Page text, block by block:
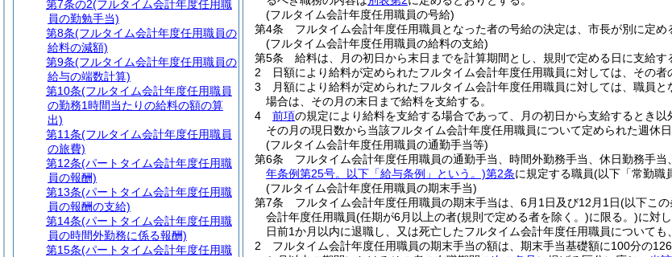
(フルタイム会計年度任用職員の号給)
第4条
フルタイム会計年度任用職員となった者の号給の決定は、市長が別に定め
(フルタイム会計年度任用職員の給料の支給)
第5条
給料は、月の初日から末日までを計算期間とし、規則で定める日に支給す
2
日額により給料が定められたフルタイム会計年度任用職員に対しては、その者
3
月額により給料が定められたフルタイム会計年度任用職員に対しては、職員と
場合は、その月の末日まで給料を支給する。
4
前項の規定により給料を支給する場合であって、月の初日から支給するとき
その月の現日数から当該フルタイム会計年度任用職員について定められた週休
(フルタイム会計年度任用職員の通勤手当等)
第6条
フルタイム会計年度任用職員の通勤手当、時間外勤務手当、休日勤務手当
年条例第25号。以下「給与条例」という。)第2条に規定する職員(以下「常勤職
(フルタイム会計年度任用職員の期末手当)
第7条
フルタイム会計年度任用職員の期末手当は、6月1日及び12月1日(以下こ
会計年度任用職員(任期が6月以上の者(規則で定める者を除く。)に限る。)に対
日前1か月以内に退職し、又は死亡したフルタイム会計年度任用職員についても
2
フルタイム会計年度任用職員の期末手当の額は、期末手当基礎額に100分の
第7条の2(フルタイム会計年度任用職
員の勤勉手当)
第8条(フルタイム会計年度任用職員の
給料の減額)
第9条(フルタイム会計年度任用職員の
給与の端数計算)
第10条(フルタイム会計年度任用職員
の勤務1時間当たりの給料の額の算
出)
第11条(フルタイム会計年度任用職員
の旅費)
第12条(パートタイム会計年度任用職
員の報酬)
第13条(パートタイム会計年度任用職
員の報酬の支給)
第14条(パートタイム会計年度任用職
員の時間外勤務に係る報酬)
第15条(パートタイム会計年度任用職